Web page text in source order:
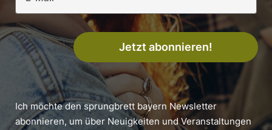
Jetzt abonnieren!
Ich möchte den sprungbrett bayern Newsletter
abonnieren, um über Neuigkeiten und Veranstaltungen